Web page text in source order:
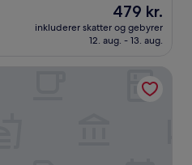
Prisen
er
479 kr.
479 kr.
inkluderer skatter og gebyrer
12. aug. - 13. aug.